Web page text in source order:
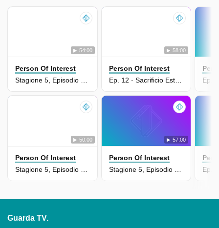
54:00
Person Of Interest
Stagione 5, Episodio 13 - Fine Programma
58:00
Person Of Interest
Ep. 12 - Sacrificio Estremo
50:00
Person Of Interest
57:00
Person Of Interest
Ep.
Ep.
Guarda TV.